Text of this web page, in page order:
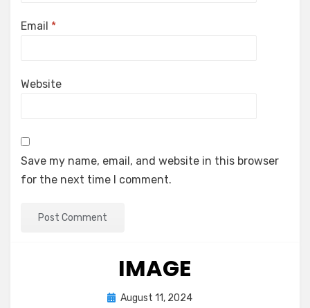
Email *
Website
Save my name, email, and website in this browser
for the next time I comment.
IMAGE
Posted
August 11, 2024